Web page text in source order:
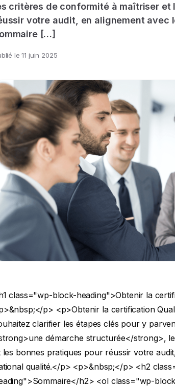
critères de conformité à maîtriser et
votre audit, en alignement avec
[…]
le11 juin 2025
class="wp-block-heading">Obtenir la
p> <p>Obtenir la certification
clarifier les étapes clés pour y
démarche structurée</strong>,
les bonnes pratiques pour réussir votre
qualité.</p> <p>&nbsp;</p> <h2
h2> <ol class="wp-